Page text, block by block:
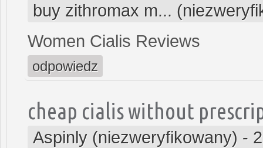
buy zithromax m...
Women Cialis Reviews
odpowiedz
cheap cialis without
Aspinly (niezweryfikowany) -